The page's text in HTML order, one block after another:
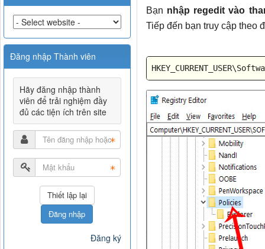
Bạn nhập regedit vào
Tiếp đến bạn truy cập theo
Đăng nhập Thành viên
Hãy đăng nhập thành
viên để trải nghiệm đầy
đủ các tiện ích trên site
Đăng nhập
Đăng ký